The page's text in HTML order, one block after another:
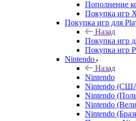
Пополнение
Покупка игр
Покупка игр для
Назад
Покупка игр
Покупка игр
Nintendo
Назад
Nintendo
Nintendo
Nintendo
Nintendo
Nintendo